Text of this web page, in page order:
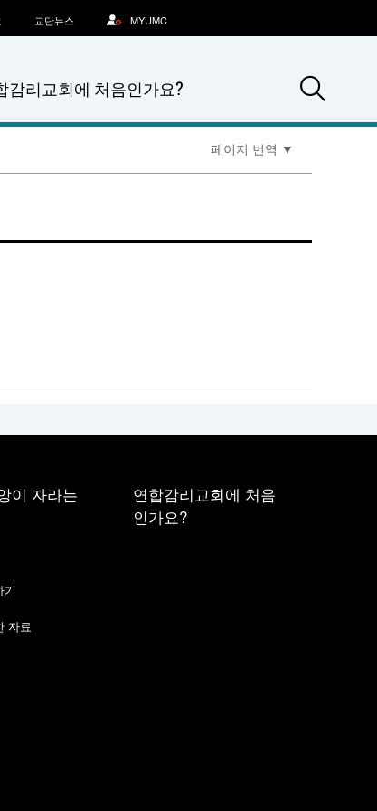
감리교회에 처음인가요?
교단뉴스 MYUMC
페이지 번역 ▼
이 자라는
기
자료
연합감리교회에 처음
인가요?